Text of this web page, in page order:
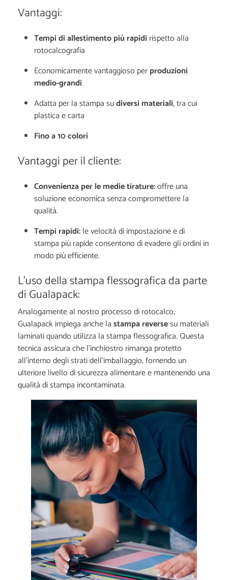
Vantaggi:
Tempi di allestimento più rapidi rispetto alla
rotocalcografia
Economicamente vantaggioso perproduzioni
medio-grandi
Adatta per la stampa sudiversi materiali, tra cui
plastica e carta
Fino a 10 colori
Vantaggi per il cliente:
Convenienza per le medie tirature:offre una
soluzione economica senza compromettere la
qualità.
Tempi rapidi:le velocità di impostazione e di
stampa più rapide consentono di evadere gli ordini in
modo più efficiente.
L'uso della stampa flessografica da parte
di Gualapack:
Analogamente al nostro processo di rotocalco,
Gualapack impiega anche lastampa reversesu materiali
laminati quando utilizza la stampa flessografica. Questa
tecnica assicura che l'inchiostro rimanga protetto
all'interno degli strati dell'imballaggio, fornendo un
ulteriore livello di sicurezza alimentare e mantenendo una
qualità di stampa incontaminata.